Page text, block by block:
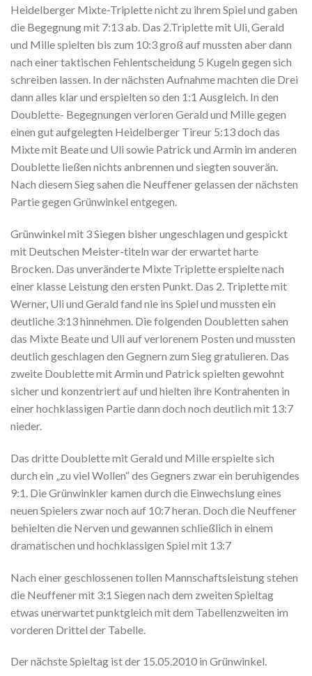
Heidelberger Mixte-Triplette nicht zu ihrem Spiel und gaben
die Begegnung mit 7:13 ab. Das 2.Triplette mit Uli, Gerald
und Mille spielten bis zum 10:3 groß auf mussten aber dann
nach einer taktischen Fehlentscheidung 5 Kugeln gegen sich
schreiben lassen. In der nächsten Aufnahme machten die Drei
dann alles klar und erspielten so den 1:1 Ausgleich. In den
Doublette- Begegnungen verloren Gerald und Mille gegen
einen gut aufgelegten Heidelberger Tireur 5:13 doch das
Mixte mit Beate und Uli sowie Patrick und Armin im anderen
Doublette ließen nichts anbrennen und siegten souverän.
Nach diesem Sieg sahen die Neuffener gelassen der nächsten
Partie gegen Grünwinkel entgegen.
Grünwinkel mit 3 Siegen bisher ungeschlagen und gespickt
mit Deutschen Meister-titeln war der erwartet harte
Brocken. Das unveränderte Mixte Triplette erspielte nach
einer klasse Leistung den ersten Punkt. Das 2. Triplette mit
Werner, Uli und Gerald fand nie ins Spiel und mussten ein
deutliche 3:13 hinnehmen. Die folgenden Doubletten sahen
das Mixte Beate und Uli auf verlorenem Posten und mussten
deutlich geschlagen den Gegnern zum Sieg gratulieren. Das
zweite Doublette mit Armin und Patrick spielten gewohnt
sicher und konzentriert auf und hielten ihre Kontrahenten in
einer hochklassigen Partie dann doch noch deutlich mit 13:7
nieder.
Das dritte Doublette mit Gerald und Mille erspielte sich
durch ein „zu viel Wollen“ des Gegners zwar ein beruhigendes
9:1. Die Grünwinkler kamen durch die Einwechslung eines
neuen Spielers zwar noch auf 10:7 heran. Doch die Neuffener
behielten die Nerven und gewannen schließlich in einem
dramatischen und hochklassigen Spiel mit 13:7
Nach einer geschlossenen tollen Mannschaftsleistung stehen
die Neuffener mit 3:1 Siegen nach dem zweiten Spieltag
etwas unerwartet punktgleich mit dem Tabellenzweiten im
vorderen Drittel der Tabelle.
Der nächste Spieltag ist der 15.05.2010 in Grünwinkel.